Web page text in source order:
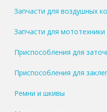
Запчасти для воздушных
Запчасти для мототехники
Приспособления для
Приспособления для
Ремни и шкивы